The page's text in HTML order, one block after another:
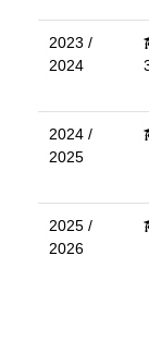
2023 /
2024
2024 /
2025
2025 /
2026